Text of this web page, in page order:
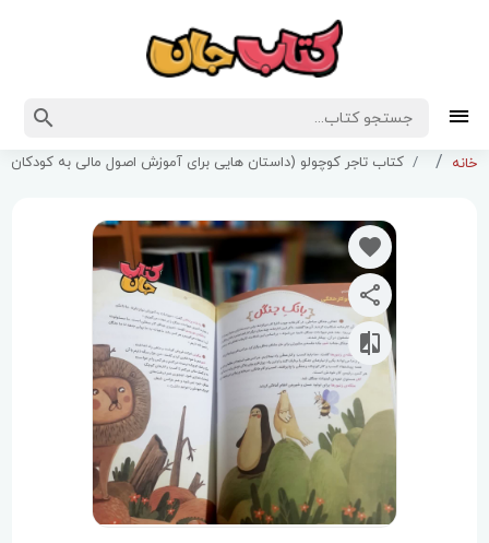
خانه کتاب تاجر کوچولو (داستان هایی برای آموزش اصول مالی به کودکان )